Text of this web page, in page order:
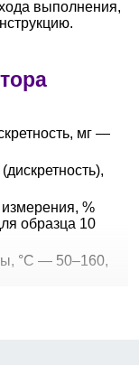
выполнения,
мг —
%
образца 10
°С — 50–160,
ускоренный;